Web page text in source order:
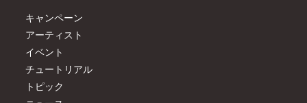
キャンペーン
アーティスト
イベント
チュートリアル
トピック